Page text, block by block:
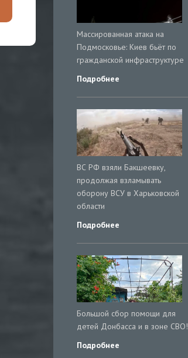
Массированная атака на
Подмосковье: Киев бьёт по
гражданской инфраструктуре
Подробнее
ВС РФ взяли Бакшеевку,
продолжая взламывать
оборону ВСУ в Харьковской
области
Подробнее
Большой сбор помощи для
детей Донбасса и в зоне СВО!
Подробнее